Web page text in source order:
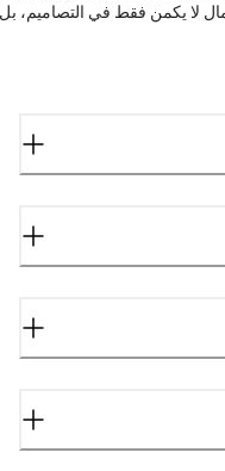
لا يكمن فقط في التصاميم، بل